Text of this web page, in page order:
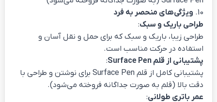
10. ویژگی‌های منحصر به فرد
طراحی باریک و سبک:
طراحی زیبا، باریک و سبک که برای حمل و نقل آسان و
استفاده در حرکت مناسب است.
پشتیبانی از قلم Surface Pen
:
پشتیبانی کامل از قلم Surface Pen برای نوشتن و طراحی با
دقت بالا (قلم به صورت جداگانه فروخته می‌شود).
عمر باتری طولانی: